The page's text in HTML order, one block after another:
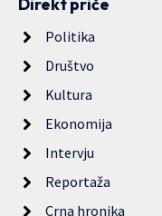
Direkt priče
Politika
Društvo
Kultura
Ekonomija
Intervju
Reportaža
Crna hronika